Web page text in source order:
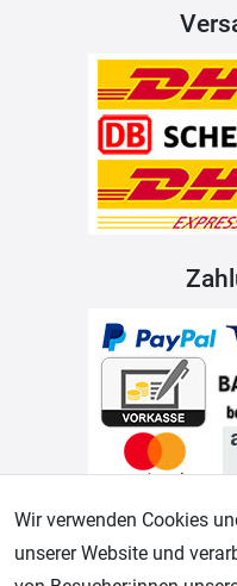
Wir verwenden Cookies
unserer Website und